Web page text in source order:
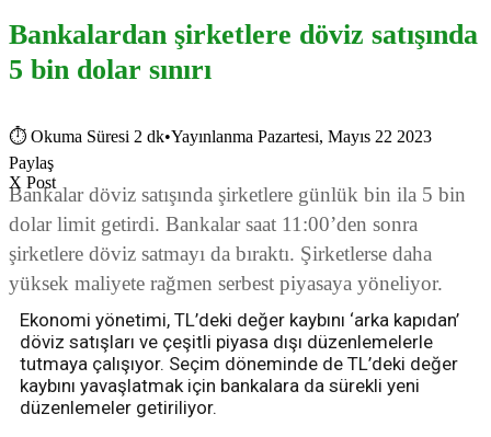
Bankalardan şirketlere döviz satışında
5 bin dolar sınırı
⏱ Okuma Süresi 2 dk•Yayınlanma Pazartesi, Mayıs 22 2023
Paylaş
X Post
Bankalar döviz satışında şirketlere günlük bin ila 5 bin
dolar limit getirdi. Bankalar saat 11:00’den sonra
şirketlere döviz satmayı da bıraktı. Şirketlerse daha
yüksek maliyete rağmen serbest piyasaya yöneliyor.
Ekonomi yönetimi, TL’deki değer kaybını ‘arka kapıdan’
döviz satışları ve çeşitli piyasa dışı düzenlemelerle
tutmaya çalışıyor. Seçim döneminde de TL’deki değer
kaybını yavaşlatmak için bankalara da sürekli yeni
düzenlemeler getiriliyor.